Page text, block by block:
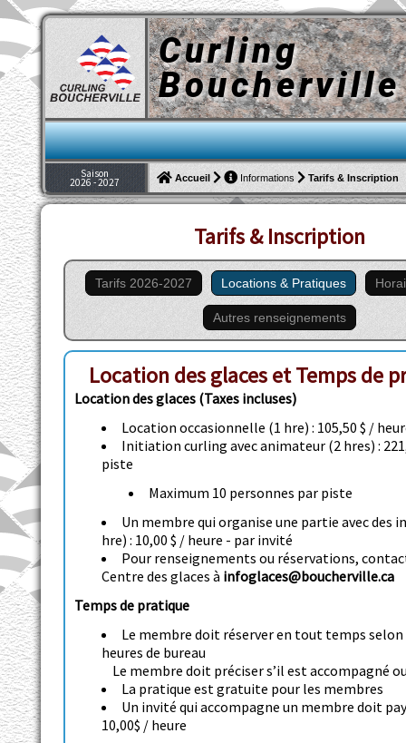
Curling
Boucherville
Saison
2026 - 2027 Accueil Informations Tarifs & Inscription
Tarifs & Inscription
Tarifs 2026-2027 Locations & Pratiques
Autres renseignements
Location des glaces et Temps de
Location des glaces (Taxes incluses)
Location occasionnelle (1 hre) : 105,50 $ /
Initiation curling avec animateur (2 hres) :
piste
Maximum 10 personnes par piste
Un membre qui organise une partie avec des
hre) : 10,00 $ / heure - par invité
Pour renseignements ou réservations,
Centre des glaces à infoglaces@boucherville.ca
Temps de pratique
Le membre doit réserver en tout temps selon
heures de bureau
Le membre doit préciser s’il est accompagné
La pratique est gratuite pour les membres
Un invité qui accompagne un membre doit
10,00$ / heure